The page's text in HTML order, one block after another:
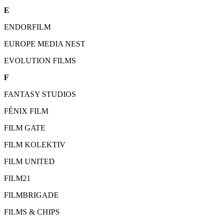
E
ENDORFILM
EUROPE MEDIA NEST
EVOLUTION FILMS
F
FANTASY STUDIOS
FÉNIX FILM
FILM GATE
FILM KOLEKTIV
FILM UNITED
FILM21
FILMBRIGADE
FILMS & CHIPS